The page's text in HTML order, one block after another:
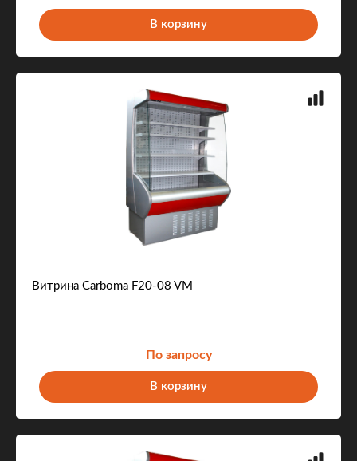
В корзину
Витрина Carboma F20-08 VM
По запросу
В корзину